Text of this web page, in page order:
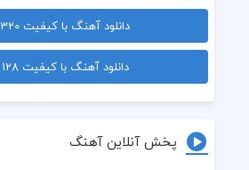
دانلود آهنگ با کیفیت 320 kbps
دانلود آهنگ با کیفیت 128 kbps
پخش آنلاین آهنگ